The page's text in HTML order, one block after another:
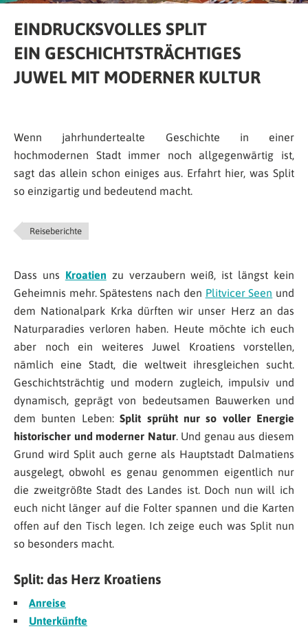
EINDRUCKSVOLLES SPLIT
EIN GESCHICHTSTRÄCHTIGES
JUWEL MIT MODERNER KULTUR
Wenn jahrhundertealte Geschichte in einer
hochmodernen Stadt immer noch allgegenwärtig ist,
sagt das allein schon einiges aus. Erfahrt hier, was Split
so einzigartig und bedeutend macht.
Reiseberichte
Dass uns Kroatien zu verzaubern weiß, ist längst kein
Geheimnis mehr. Spätestens nach den Plitvicer Seen und
dem Nationalpark Krka dürften wir unser Herz an das
Naturparadies verloren haben. Heute möchte ich euch
aber noch ein weiteres Juwel Kroatiens vorstellen,
nämlich eine Stadt, die weltweit ihresgleichen sucht.
Geschichtsträchtig und modern zugleich, impulsiv und
dynamisch, geprägt von bedeutsamen Bauwerken und
dem bunten Leben:Split sprüht nur so voller Energie
historischer und moderner Natur. Und genau aus diesem
Grund wird Split auch gerne als Hauptstadt Dalmatiens
ausgelegt, obwohl es genau genommen eigentlich nur
die zweitgrößte Stadt des Landes ist. Doch nun will ich
euch nicht länger auf die Folter spannen und die Karten
offen auf den Tisch legen. Ich zeige euch was Split nun
so besonders macht.
Split: das Herz Kroatiens
Anreise
Unterkünfte